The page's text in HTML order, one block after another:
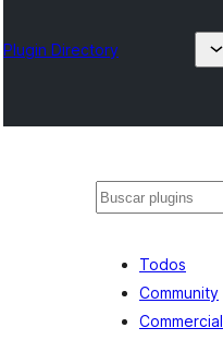
Plugin Directory
Buscar
Todos
Community
Commercial